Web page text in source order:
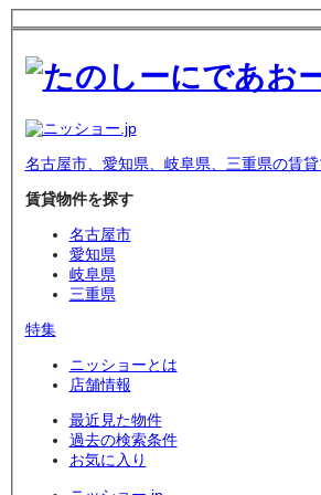
名古屋市、愛知県、岐阜県、三重県の賃
賃貸物件を探す
名古屋市
愛知県
岐阜県
三重県
特集
ニッショーとは
店舗情報
最近見た物件
過去の検索条件
お気に入り